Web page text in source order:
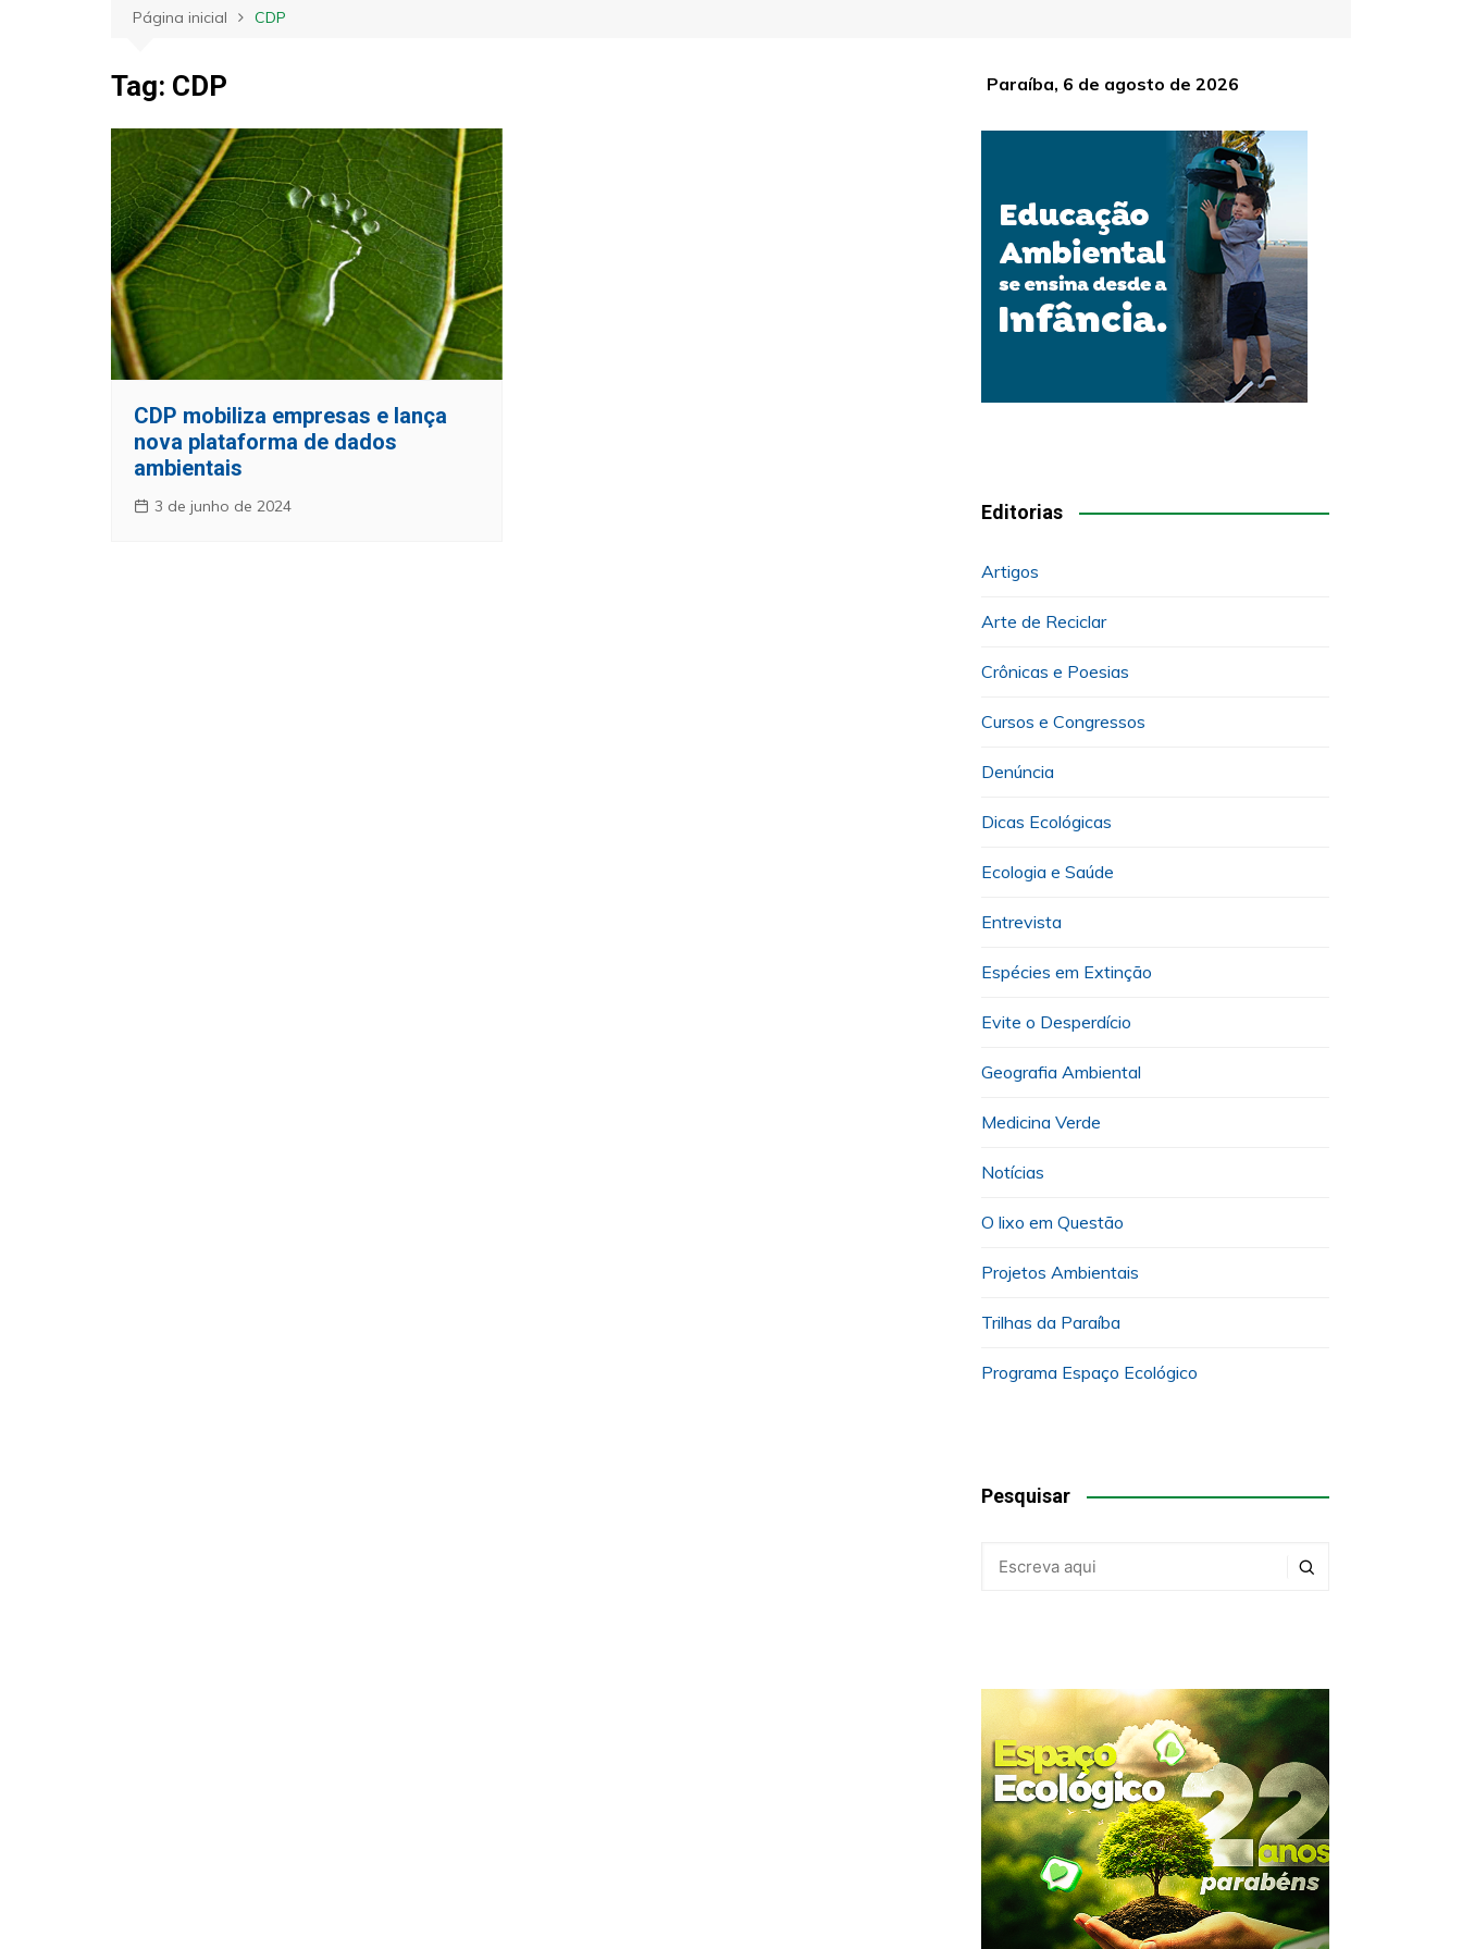
Página inicial CDP
Tag: CDP
CDP mobiliza empresas e lança
nova plataforma de dados
ambientais
3 de junho de 2024
Paraíba, 6 de agosto de 2026
Editorias
Artigos
Arte de Reciclar
Crônicas e Poesias
Cursos e Congressos
Denúncia
Dicas Ecológicas
Ecologia e Saúde
Entrevista
Espécies em Extinção
Evite o Desperdício
Geografia Ambiental
Medicina Verde
Notícias
O lixo em Questão
Projetos Ambientais
Trilhas da Paraíba
Programa Espaço Ecológico
Pesquisar